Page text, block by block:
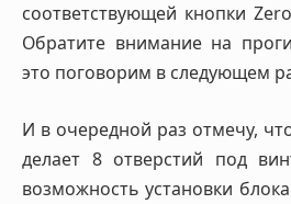
соответствующей кнопки
Обратите внимание на
это поговорим в следующем
И в очередной раз отмечу,
делает 8 отверстий под
возможность установки